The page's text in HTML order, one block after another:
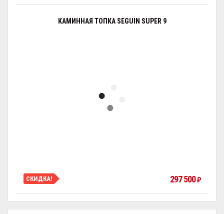
КАМИННАЯ ТОПКА SEGUIN SUPER 9
СКИДКА! 297 500₽